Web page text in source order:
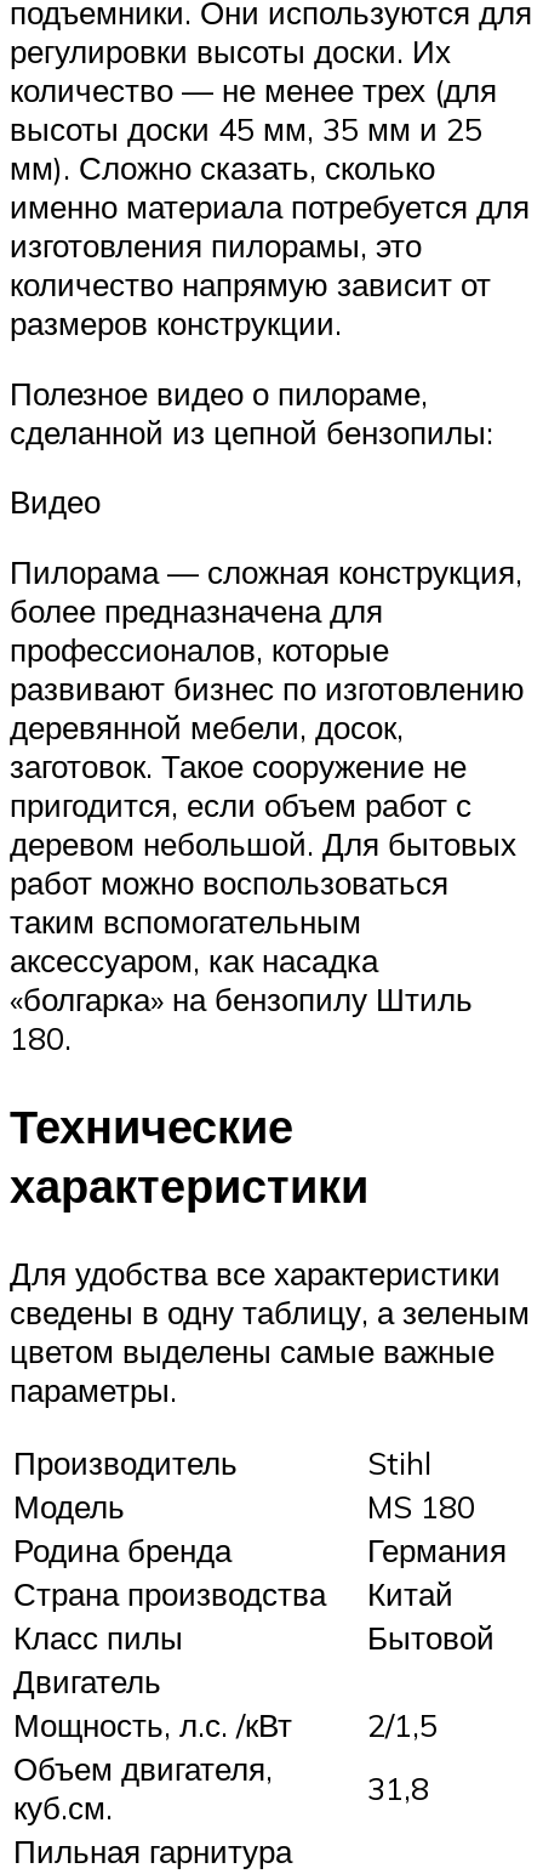
подъемники. Они используются для
регулировки высоты доски. Их
количество — не менее трех (для
высоты доски 45 мм, 35 мм и 25
мм). Сложно сказать, сколько
именно материала потребуется для
изготовления пилорамы, это
количество напрямую зависит от
размеров конструкции.
Полезное видео о пилораме,
сделанной из цепной бензопилы:
Видео
Пилорама — сложная конструкция,
более предназначена для
профессионалов, которые
развивают бизнес по изготовлению
деревянной мебели, досок,
заготовок. Такое сооружение не
пригодится, если объем работ с
деревом небольшой. Для бытовых
работ можно воспользоваться
таким вспомогательным
аксессуаром, как насадка
«болгарка» на бензопилу Штиль
180.
Технические
характеристики
Для удобства все характеристики
сведены в одну таблицу, а зеленым
цветом выделены самые важные
параметры.
Производитель
Stihl
Модель
MS 180
Родина бренда
Германия
Страна производства
Китай
Класс пилы
Бытовой
Двигатель
Мощность, л.с. /кВт
2/1,5
Объем двигателя,
куб.см.
31,8
Пильная гарнитура